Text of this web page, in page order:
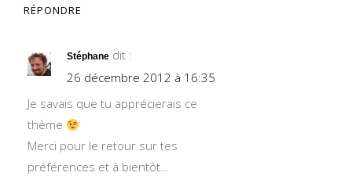
RÉPONDRE
Stéphane dit :
26 décembre 2012 à 16:35
Je savais que tu apprécierais ce
thème
Merci pour le retour sur tes
préférences et à bientôt…